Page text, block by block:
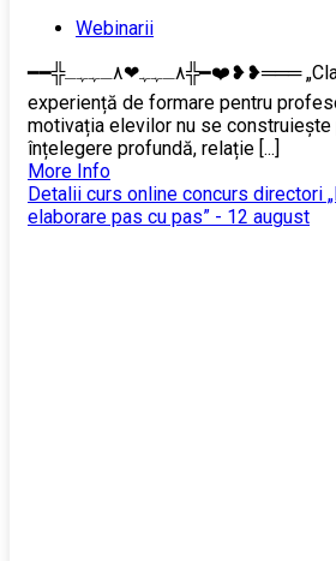
Webinarii
━━╬٨ـﮩﮩ❤٨ـﮩﮩـ╬━❤️❥❥═══ „Clase vii” este o
experiență de formare pentru
motivația elevilor nu se construiește
înțelegere profundă, relație [...]
More Info
Detalii curs online concurs directori
elaborare pas cu pas” - 12 august